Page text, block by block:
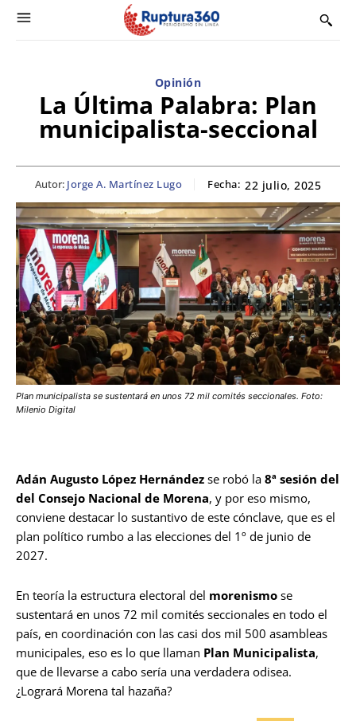
Opinión
La Última Palabra: Plan
municipalista-seccional
Autor: Jorge A. Martínez Lugo Fecha: 22 julio, 2025
Plan municipalista se sustentará en unos 72 mil comités seccionales. Foto:
Milenio Digital
Adán Augusto López Hernández se robó la 8ª sesión del
del Consejo Nacional de Morena, y por eso mismo,
conviene destacar lo sustantivo de este cónclave, que es el
plan político rumbo a las elecciones del 1º de junio de
2027.
En teoría la estructura electoral del morenismo se
sustentará en unos 72 mil comités seccionales en todo el
país, en coordinación con las casi dos mil 500 asambleas
municipales, eso es lo que llaman Plan Municipalista,
que de llevarse a cabo sería una verdadera odisea.
¿Logrará Morena tal hazaña?